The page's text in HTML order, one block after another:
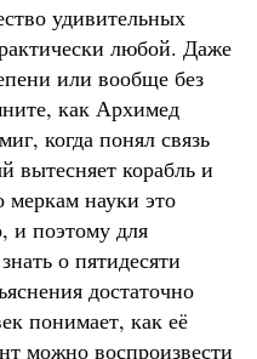
удивительных
любой. Даже
или вообще без
как Архимед
когда понял связь
вытесняет корабль и
меркам науки это
и поэтому для
о пятидесяти
достаточно
понимает, как её
можно воспроизвести